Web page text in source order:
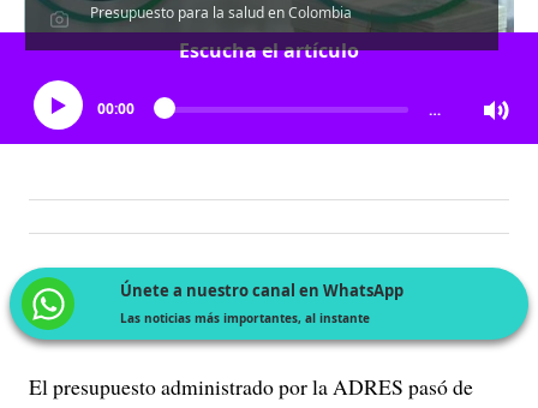
Presupuesto para la salud en Colombia
Escucha el artículo
00:00 …
Únete a nuestro canal en WhatsApp
Las noticias más importantes, al instante
El presupuesto administrado por la ADRES pasó de